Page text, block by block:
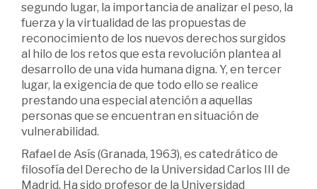
segundo lugar, la importancia de analizar el peso, la
fuerza y la virtualidad de las propuestas de
reconocimiento de los nuevos derechos surgidos
al hilo de los retos que esta revolución plantea al
desarrollo de una vida humana digna. Y, en tercer
lugar, la exigencia de que todo ello se realice
prestando una especial atención a aquellas
personas que se encuentran en situación de
vulnerabilidad.
Rafael de Asís (Granada, 1963), es catedrático de
filosofía del Derecho de la Universidad Carlos III de
Madrid. Ha sido profesor de la Universidad